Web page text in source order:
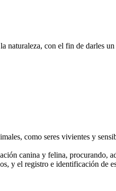
naturaleza, con el fin de darles
como seres vivientes y
canina y felina, procurando,
y el registro e identificación de